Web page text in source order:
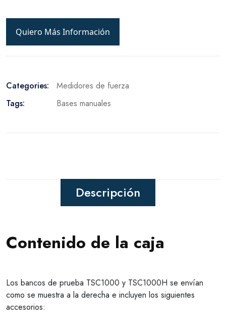
Quiero Más Información
Categories:
Medidores de fuerza
Tags:
Bases manuales
Descripción
Contenido de la caja
Los bancos de prueba TSC1000 y TSC1000H se envían
como se muestra a la derecha e incluyen los siguientes
accesorios: